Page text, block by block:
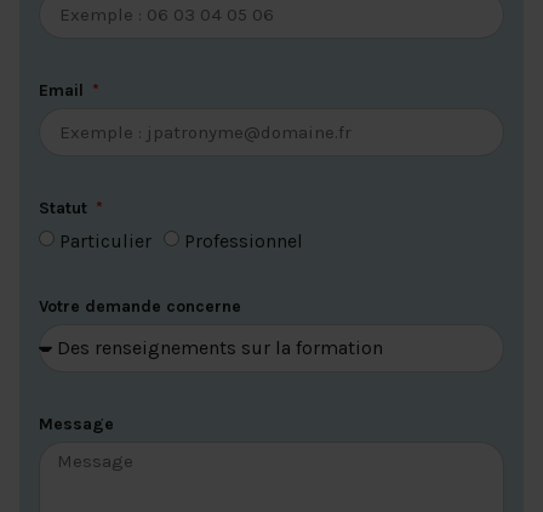
Email
Statut
Particulier Professionnel
Votre demande concerne
Message